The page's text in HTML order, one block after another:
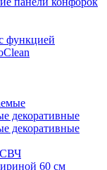
функцией
декоративные
декоративные
СВЧ
60 см